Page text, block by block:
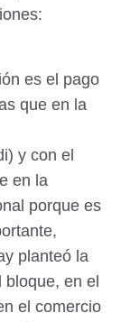
es el pago
que en la
y con el
en la
porque es
planteó la
en el
el comercio